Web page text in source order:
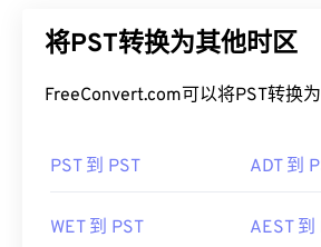
将PST转换为其他时区
FreeConvert.com可以将PST转换为
PST 到 PST ADT 到
WET 到 PST AEST 到